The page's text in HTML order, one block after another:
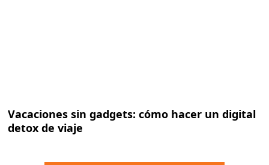
Vacaciones sin gadgets: cómo hacer un digital
detox de viaje